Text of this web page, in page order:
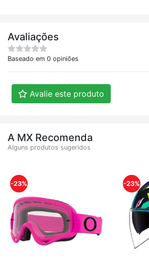
Avaliações
Baseado em 0 opiniões
Avalie este produto
A MX Recomenda
Alguns produtos sugeridos
-23% -23%